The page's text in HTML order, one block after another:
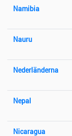
Namibia
Nauru
Nederländerna
Nepal
Nicaragua